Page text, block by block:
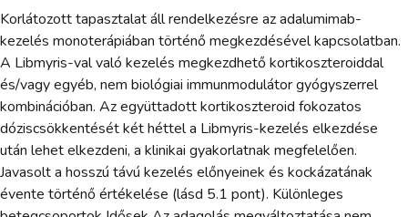
Korlátozott tapasztalat áll rendelkezésre az adalumimab-
kezelés monoterápiában történő megkezdésével kapcsolatban.
A Libmyris-val való kezelés megkezdhető kortikoszteroiddal
és/vagy egyéb, nem biológiai immunmodulátor gyógyszerrel
kombinációban. Az együttadott kortikoszteroid fokozatos
dóziscsökkentését két héttel a Libmyris-kezelés elkezdése
után lehet elkezdeni, a klinikai gyakorlatnak megfelelően.
Javasolt a hosszú távú kezelés előnyeinek és kockázatának
évente történő értékelése (lásd 5.1 pont). Különleges